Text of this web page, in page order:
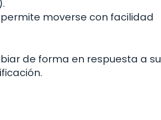
moverse con facilidad
de forma en respuesta a su